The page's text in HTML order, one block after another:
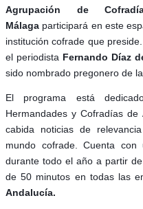
Agrupación de
Málaga participará en este
institución cofrade que
el periodista Fernando Díaz
sido nombrado pregonero de
El programa está
Hermandades y Cofradías
cabida noticias de
mundo cofrade. Cuenta con
durante todo el año a partir
de 50 minutos en todas las
Andalucía.